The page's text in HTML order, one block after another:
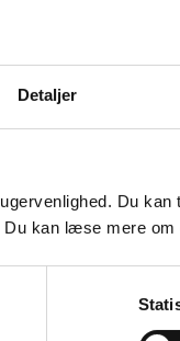
Detaljer
Du
kan læse mere om